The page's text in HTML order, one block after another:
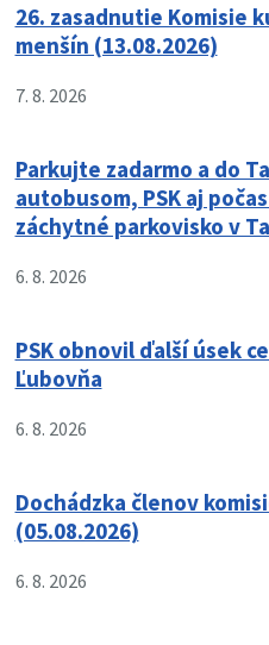
26. zasadnutie Komisie
menšín (13.08.2026)
7. 8. 2026
Parkujte zadarmo a do
autobusom, PSK aj
záchytné parkovisko v
6. 8. 2026
PSK obnovil ďalší úsek
Ľubovňa
6. 8. 2026
Dochádzka členov
(05.08.2026)
6. 8. 2026